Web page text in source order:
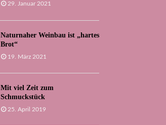
29. Januar 2021
Naturnaher Weinbau ist „hartes
Brot“
19. März 2021
Mit viel Zeit zum
Schmuckstück
25. April 2019